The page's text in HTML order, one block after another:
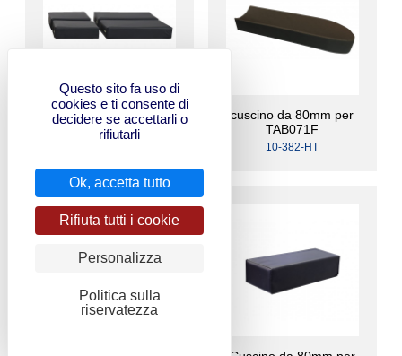
Cuscino da 80mm per
LEG30G
cuscino da 80mm per
TAB071F
10-382-HT
Questo sito fa uso di
cookies e ti consente di
decidere se accettarli o
rifiutarli
Ok, accetta tutto
Rifiuta tutti i cookie
Personalizza
Politica sulla
riservatezza